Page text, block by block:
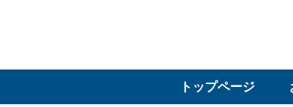
トップページ